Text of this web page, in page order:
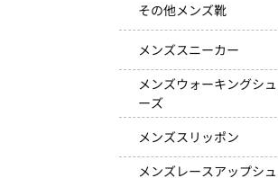
その他メンズ靴
メンズスニーカー
メンズウォーキングシュ
ーズ
メンズスリッポン
メンズレースアップシュ